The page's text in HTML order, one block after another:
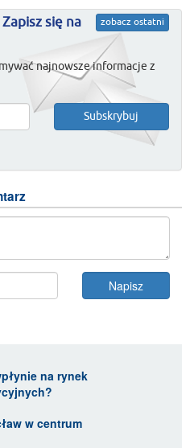
zobacz ostatni
Zapisz się na
najnowsze informacje z
na rynek
w centrum